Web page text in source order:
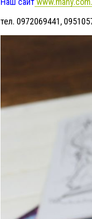
тел. 0972069441,